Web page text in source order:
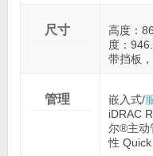
尺寸
高度：
度：
带挡板
管理 嵌入式/
iDRAC
尔®主动
性